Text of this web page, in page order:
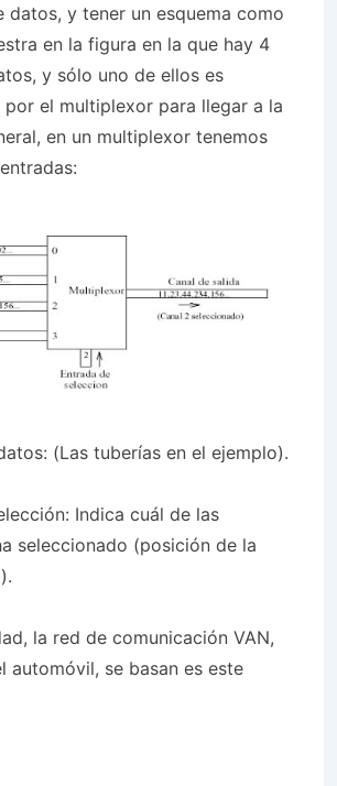
datos, y tener un esquema como
en la figura en la que hay 4
y sólo uno de ellos es
por el multiplexor para llegar a la
en un multiplexor tenemos
(Las tuberías en el ejemplo).
Indica cuál de las
seleccionado (posición de la
la red de comunicación VAN,
automóvil, se basan es este